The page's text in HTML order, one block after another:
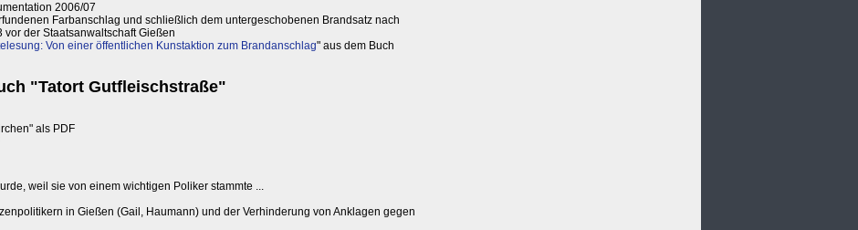
2006/07
Farbanschlag und schließlich dem untergeschobenen Brandsatz nach
der Staatsanwaltschaft Gießen
Von einer öffentlichen Kunstaktion zum Brandanschlag" aus dem Buch
"Tatort Gutfleischstraße"
als PDF
weil sie von einem wichtigen Poliker stammte ...
in Gießen (Gail, Haumann) und der Verhinderung von Anklagen gegen